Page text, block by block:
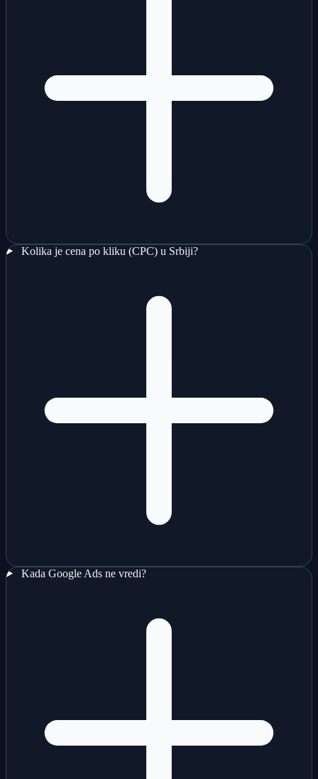
Kolika je cena po kliku (CPC) u Srbiji?
Kada Google Ads ne vredi?